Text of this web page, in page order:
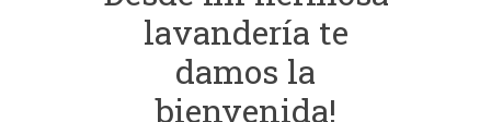
lavandería te
damos la
bienvenida!